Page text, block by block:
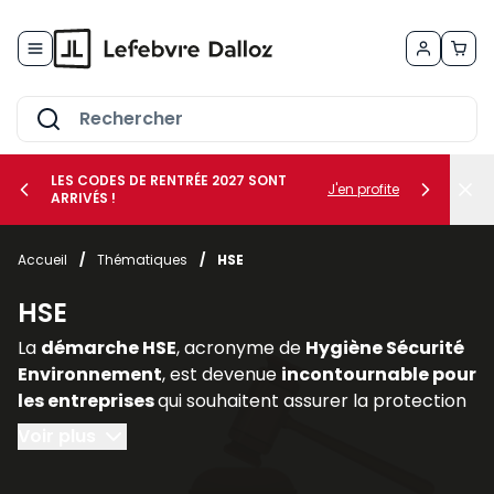
le sous-menu Vos métiers
le sous-menu Vos besoins
LES CODES DE RENTRÉE 2027 SONT
ARRIVÉS !
J'en profite
Accueil / Thématiques / HSE
HSE
La démarche HSE, acronyme de Hygiène Sécurité
Environnement, est devenue incontournable pour
les entreprisesqui souhaitent assurer la protection
de leurs salariés, limiter les risques professionnels et
intégrer les enjeux environnementaux dans leur